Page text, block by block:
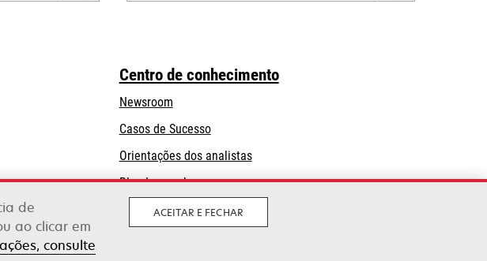
Centro de conhecimento
Newsroom
Casos de Sucesso
Orientações dos analistas
Blog Lexmark
de
ao clicar em
consulte
ACEITAR E FECHAR